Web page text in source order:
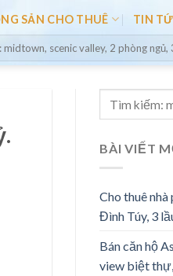
SẢN CHO THUÊ TIN
BÀI VIẾT
Cho thuê
Đình Túy, 3
Bán căn hộ
view biệt thự,